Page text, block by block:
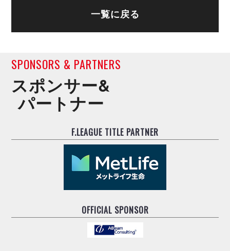
一覧に戻る
SPONSORS & PARTNERS
スポンサー&
パートナー
F.LEAGUE TITLE PARTNER
OFFICIAL SPONSOR